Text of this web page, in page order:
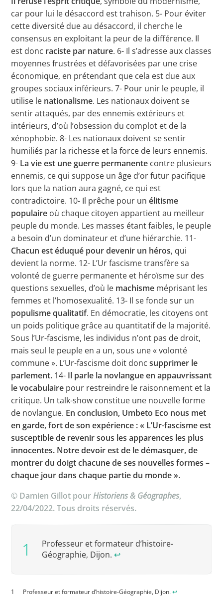
car pour lui le désaccord est trahison. 5- Pour éviter
cette diversité due au désaccord, il cherche le
consensus en exploitant la peur de la différence. Il
est donc raciste par nature. 6- Il s’adresse aux classes
moyennes frustrées et défavorisées par une crise
économique, en prétendant que cela est due aux
groupes sociaux inférieurs. 7- Pour unir le peuple, il
utilise le nationalisme. Les nationaux doivent se
sentir attaqués, par des ennemis extérieurs et
intérieurs, d’où l’obsession du complot et de la
xénophobie. 8- Les nationaux doivent se sentir
humiliés par la richesse et la force de leurs ennemis.
9- La vie est une guerre permanente contre plusieurs
ennemis, ce qui suppose un âge d’or futur pacifique
lors que la nation aura gagné, ce qui est
contradictoire. 10- Il prêche pour unélitisme
populaire où chaque citoyen appartient au meilleur
peuple du monde. Les masses étant faibles, le peuple
a besoin d’un dominateur et d’une hiérarchie. 11-
Chacun est éduqué pour devenir un héros, qui
devient la norme. 12- L’Ur fascisme transfère sa
volonté de guerre permanente et héroïsme sur des
questions sexuelles, d’où le machisme méprisant les
femmes et l’homosexualité. 13- Il se fonde sur un
populisme qualitatif. En démocratie, les citoyens ont
un poids politique grâce au quantitatif de la majorité.
Sous l’Ur-fascisme, les individus n’ont pas de droit,
mais seul le peuple en a un, sous une « volonté
commune ». L’Ur-fascisme doit doncsupprimer le
parlement. 14- Il parle la novlangue en appauvrissant
le vocabulaire pour restreindre le raisonnement et la
critique. Un talk-show constitue une nouvelle forme
de novlangue. En conclusion, Umbeto Eco nous met
en garde, fort de son expérience : « L’Ur-fascisme est
susceptible de revenir sous les apparences les plus
innocentes. Notre devoir est de le démasquer, de
montrer du doigt chacune de ses nouvelles formes –
chaque jour dans chaque partie du monde ».
© Damien Gillot pourHistoriens & Géographes,
22/04/2022. Tous droits réservés.
Professeur et formateur d’histoire-
Géographie, Dijon. ↩︎
Professeur et formateur d’histoire-Géographie, Dijon.↩︎